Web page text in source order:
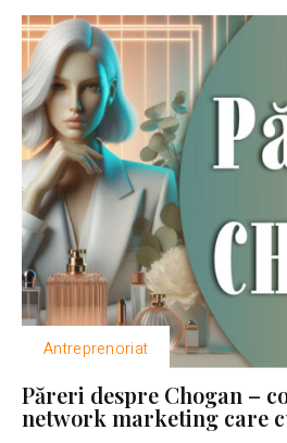
Antreprenoriat
Păreri despre Chogan –
network marketing care